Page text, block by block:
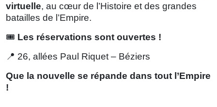
virtuelle, au cœur de l’Histoire et des grandes
batailles de l’Empire.
🎟️ Les réservations sont ouvertes !
📍 26, allées Paul Riquet – Béziers
Que la nouvelle se répande dans tout l’Empire
!